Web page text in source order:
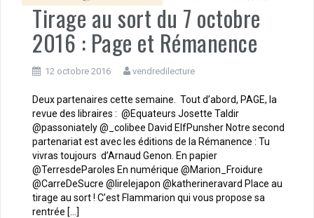
Tirage au sort du 7 octobre
2016 : Page et Rémanence
12 octobre 2016 vendredilecture
Deux partenaires cette semaine. Tout d’abord, PAGE, la
revue des libraires : @Equateurs Josette Taldir
@passoniately @_colibee David ElfPunsher Notre second
partenariat est avec les éditions de la Rémanence : Tu
vivras toujours d’Arnaud Genon. En papier
@TerresdeParoles En numérique @Marion_Froidure
@CarreDeSucre @lirelejapon @katherineravard Place au
tirage au sort ! C’est Flammarion qui vous propose sa
rentrée […]